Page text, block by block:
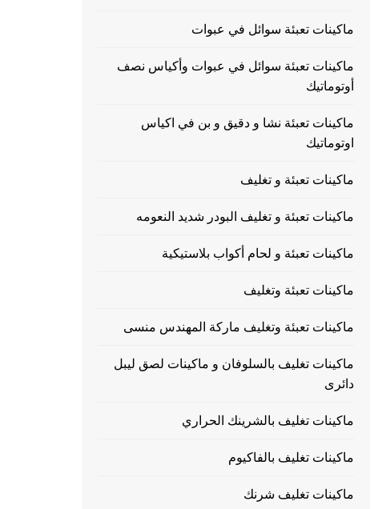
ماكينات تعبئة سوائل في عبوات
ماكينات تعبئة سوائل في عبوات وأكياس نصف
أوتوماتيك
ماكينات تعبئة نشا و دقيق و بن في اكياس
اوتوماتيك
ماكينات تعبئة و تغليف
ماكينات تعبئة و تغليف البودر شديد النعومه
ماكينات تعبئة و لحام أكواب بلاستيكية
ماكينات تعبئة وتغليف
ماكينات تعبئة وتغليف ماركة المهندس منسى
ماكينات تغليف بالسلوفان و ماكينات لصق ليبل
دائرى
ماكينات تغليف بالشرينك الحراري
ماكينات تغليف بالفاكيوم
ماكينات تغليف شرنك